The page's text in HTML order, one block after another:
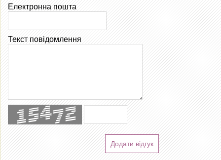
Електронна пошта
Текст повідомлення
Додати відгук